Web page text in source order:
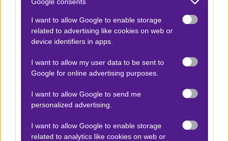
I want to allow Google to enable storage
related to advertising like cookies on web or
device identifiers in apps.
I want to allow my user data to be sent to
Google for online advertising purposes.
I want to allow Google to send me
personalized advertising.
I want to allow Google to enable storage
related to analytics like cookies on web or
Αξίζει να επενδύσουμε σε δύο σημεία 10 units + 5
units. Το πρώτο, το Χ2 της Ατλέτικο σε value
απόδοση 2.42στηStoiximanκαι το δεύτερο, η
πρόκρισή της, στο 3.25.
Τα -πιο- σπουδαία αποκλειστικά στο
συνδρομητικό
κανάλι. Καλό υπόλοιπο σε όλους.
Βγήκε νέο επεισόδιοPlaybook! Ακολούθησέ